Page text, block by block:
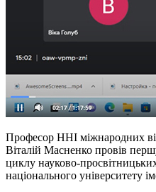
Професор ННІ міжнародних
Віталій Масненко провів
циклу науково-
національного університету